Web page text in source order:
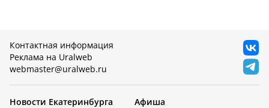
Контактная информация
Реклама на Uralweb
webmaster@uralweb.ru
Новости Екатеринбурга
Афиша